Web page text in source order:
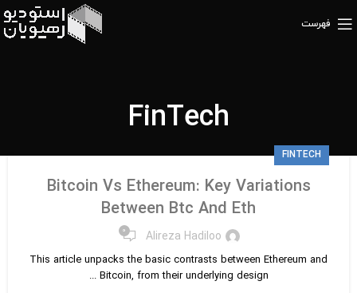
فهرست
FinTech
FINTECH
Bitcoin Vs Ethereum: Key Variations
Between Btc And Eth
Alireza Hadiloo ۰
This article unpacks the basic contrasts between Ethereum and
Bitcoin, from their underlying design ...